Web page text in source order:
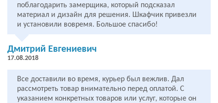
поблагодарить замерщика, который подсказал
материал и дизайн для решения. Шкафчик привезли
и установили вовремя. Большое спасибо!
Дмитрий Евгениевич
17.08.2018
Все доставили во время, курьер был вежлив. Дал
рассмотреть товар внимательно перед оплатой. С
указанием конкретных товаров или услуг, которые он